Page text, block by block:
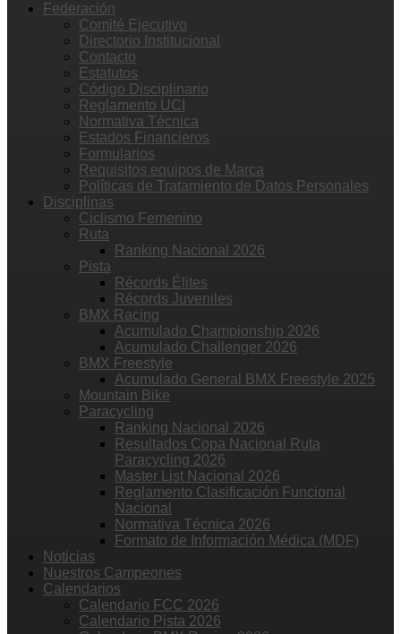
Federación
Comité Ejecutivo
Directorio Institucional
Contacto
Estatutos
Código Disciplinario
Reglamento UCI
Normativa Técnica
Estados Financieros
Formularios
Requisitos equipos de Marca
Políticas de Tratamiento de Datos Personales
Disciplinas
Ciclismo Femenino
Ruta
Ranking Nacional 2026
Pista
Récords Élites
Récords Juveniles
BMX Racing
Acumulado Championship 2026
Acumulado Challenger 2026
BMX Freestyle
Acumulado General BMX Freestyle 2025
Mountain Bike
Paracycling
Ranking Nacional 2026
Resultados Copa Nacional Ruta
Paracycling 2026
Master List Nacional 2026
Reglamento Clasificación Funcional
Nacional
Normativa Técnica 2026
Formato de Información Médica (MDF)
Noticias
Nuestros Campeones
Calendarios
Calendario FCC 2026
Calendario Pista 2026